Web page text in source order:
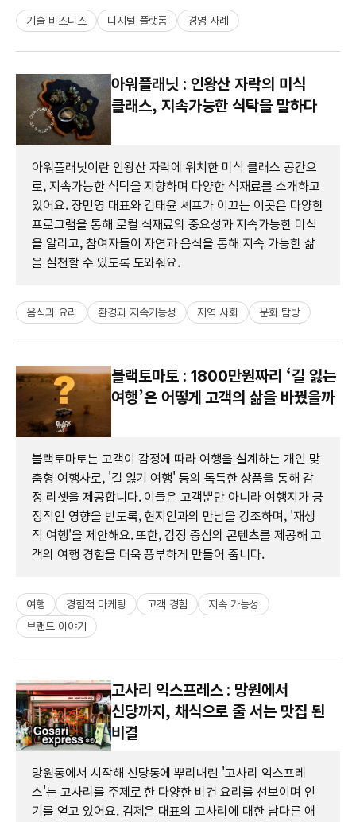
기술 비즈니스 디지털 플랫폼 경영 사례
아워플래닛 : 인왕산 자락의 미식
클래스, 지속가능한 식탁을 말하다
아워플래닛이란 인왕산 자락에 위치한 미식 클래스 공간으
로, 지속가능한 식탁을 지향하며 다양한 식재료를 소개하고
있어요. 장민영 대표와 김태윤 셰프가 이끄는 이곳은 다양한
프로그램을 통해 로컬 식재료의 중요성과 지속가능한 미식
을 알리고, 참여자들이 자연과 음식을 통해 지속 가능한 삶
을 실천할 수 있도록 도와줘요.
음식과 요리 환경과 지속가능성 지역 사회 문화 탐방
블랙토마토 : 1800만원짜리 ‘길 잃는
여행’은 어떻게 고객의 삶을 바꿨을까
블랙토마토는 고객이 감정에 따라 여행을 설계하는 개인 맞
춤형 여행사로, '길 잃기 여행' 등의 독특한 상품을 통해 감
정 리셋을 제공합니다. 이들은 고객뿐만 아니라 여행지가 긍
정적인 영향을 받도록, 현지인과의 만남을 강조하며, '재생
적 여행'을 제안해요. 또한, 감정 중심의 콘텐츠를 제공해 고
객의 여행 경험을 더욱 풍부하게 만들어 줍니다.
여행 경험적 마케팅 고객 경험
지속 가능성
브랜드 이야기
고사리 익스프레스 : 망원에서
신당까지, 채식으로 줄 서는 맛집 된
비결
망원동에서 시작해 신당동에 뿌리내린 '고사리 익스프레
스'는 고사리를 주제로 한 다양한 비건 요리를 선보이며 인
기를 얻고 있어요. 김제은 대표의 고사리에 대한 남다른 애